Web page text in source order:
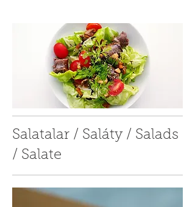
Salatalar / Saláty / Salads
/ Salate